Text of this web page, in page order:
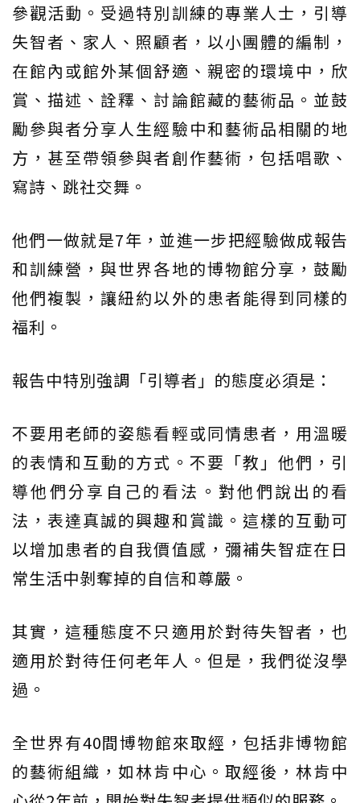
參觀活動。受過特別訓練的專業人士，引導
失智者、家人、照顧者，以小團體的編制，
在館內或館外某個舒適、親密的環境中，欣
賞、描述、詮釋、討論館藏的藝術品。並鼓
勵參與者分享人生經驗中和藝術品相關的地
方，甚至帶領參與者創作藝術，包括唱歌、
寫詩、跳社交舞。
他們一做就是7年，並進一步把經驗做成報告
和訓練營，與世界各地的博物館分享，鼓勵
他們複製，讓紐約以外的患者能得到同樣的
福利。
報告中特別強調「引導者」的態度必須是：
不要用老師的姿態看輕或同情患者，用溫暖
的表情和互動的方式。不要「教」他們，引
導他們分享自己的看法。對他們說出的看
法，表達真誠的興趣和賞識。這樣的互動可
以增加患者的自我價值感，彌補失智症在日
常生活中剝奪掉的自信和尊嚴。
其實，這種態度不只適用於對待失智者，也
適用於對待任何老年人。但是，我們從沒學
過。
全世界有40間博物館來取經，包括非博物館
的藝術組織，如林肯中心。取經後，林肯中